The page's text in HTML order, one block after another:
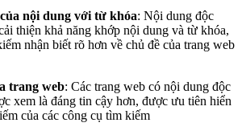
nội dung với từ khóa: Nội dung độc
thiện khả năng khớp nội dung và từ khóa,
nhận biết rõ hơn về chủ đề của trang web
trang web: Các trang web có nội dung độc
xem là đáng tin cậy hơn, được ưu tiên hiển
của các công cụ tìm kiếm